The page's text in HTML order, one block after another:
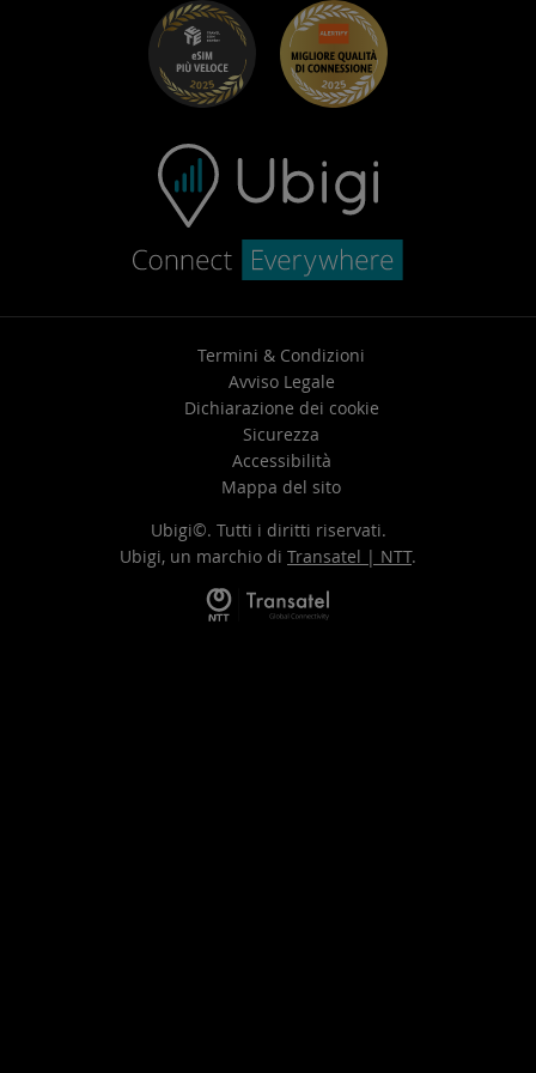
Risoluzione dei problemi
Centro assistenza
Contatta l’assistenza
Termini & Condizioni
Avviso Legale
Dichiarazione dei cookie
Sicurezza
Accessibilità
Mappa del sito
Ubigi©. Tutti i diritti riservati.
Ubigi, un marchio di Transatel | NTT.